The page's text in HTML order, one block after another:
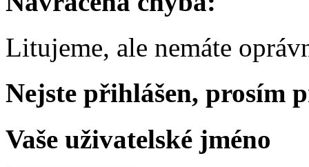
Litujeme, ale nemáte
Nejste přihlášen, prosím
Vaše uživatelské jméno